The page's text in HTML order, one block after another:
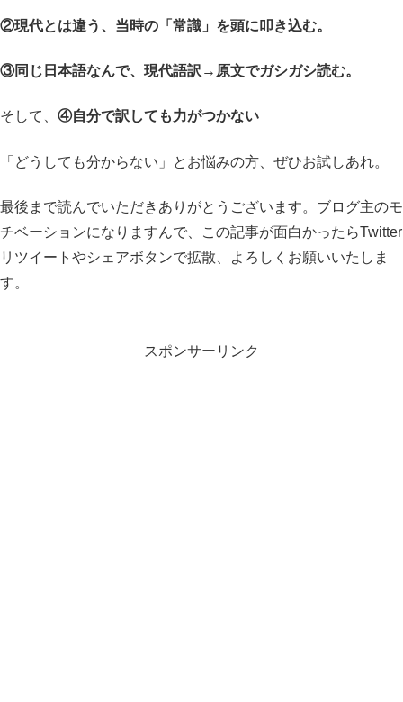
②現代とは違う、当時の「常識」を頭に叩き込む。
③同じ日本語なんで、現代語訳→原文でガシガシ読む。
そして、 ④自分で訳しても力がつかない
「どうしても分からない」とお悩みの方、ぜひお試しあれ。
最後まで読んでいただきありがとうございます。ブログ主のモ
チベーションになりますんで、この記事が面白かったらTwitter
リツイートやシェアボタンで拡散、よろしくお願いいたしま
す。
スポンサーリンク